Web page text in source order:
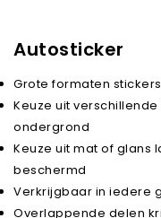
Autosticker
Grote formaten
Keuze uit
ondergrond
Keuze uit mat of glans
beschermd
Verkrijgbaar in iedere
Overlappende delen